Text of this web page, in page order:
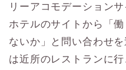
リーアコモデーション
ホテルのサイトから「
ないか」と問い合わせ
は近所のレストランに